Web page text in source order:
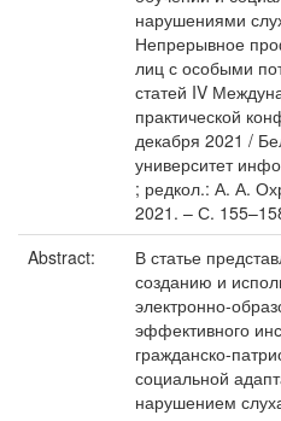
нарушениями
Непрерывное
лиц с особыми
статей IV
практической
декабря 2021 /
университет
; редкол.: А. А.
2021. – С.
Abstract:
В статье
созданию и
электронно-
эффективного
гражданско-
социальной
нарушением